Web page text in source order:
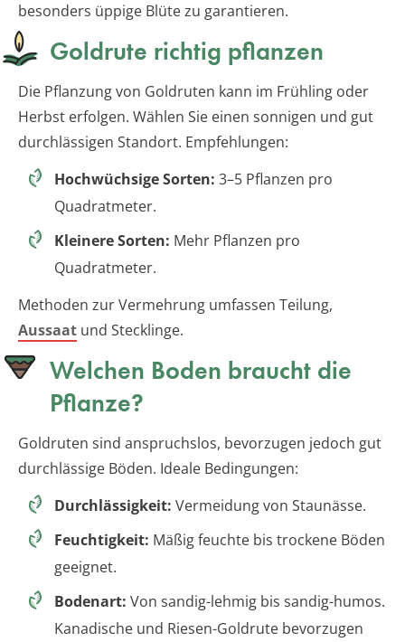
besonders üppige Blüte zu garantieren.
Goldrute richtig pflanzen
Die Pflanzung von Goldruten kann im Frühling oder
Herbst erfolgen. Wählen Sie einen sonnigen und gut
durchlässigen Standort. Empfehlungen:
Hochwüchsige Sorten: 3–5 Pflanzen pro
Quadratmeter.
Kleinere Sorten: Mehr Pflanzen pro
Quadratmeter.
Methoden zur Vermehrung umfassen Teilung,
Aussaat und Stecklinge.
Welchen Boden braucht die
Pflanze?
Goldruten sind anspruchslos, bevorzugen jedoch gut
durchlässige Böden. Ideale Bedingungen:
Durchlässigkeit: Vermeidung von Staunässe.
Feuchtigkeit: Mäßig feuchte bis trockene Böden
geeignet.
Bodenart: Von sandig-lehmig bis sandig-humos.
Kanadische und Riesen-Goldrute bevorzugen